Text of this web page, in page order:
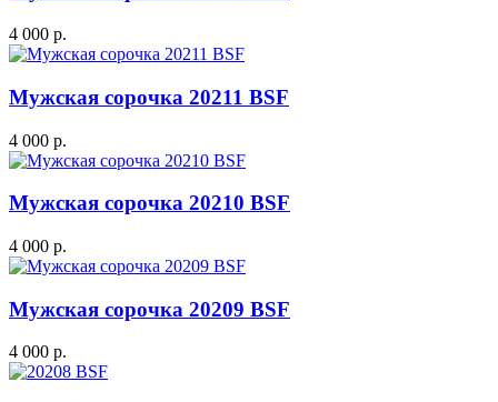
4 000 р.
Мужская сорочка 20211 BSF
4 000 р.
Мужская сорочка 20210 BSF
4 000 р.
Мужская сорочка 20209 BSF
4 000 р.